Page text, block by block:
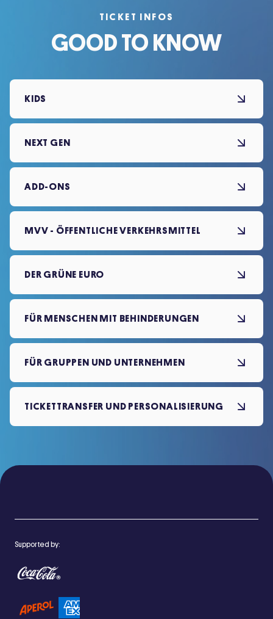
TICKET INFOS
GOOD TO KNOW
KIDS
NEXT GEN
ADD-ONS
MVV - ÖFFENTLICHE VERKEHRSMITTEL
DER GRÜNE EURO
FÜR MENSCHEN MIT BEHINDERUNGEN
FÜR GRUPPEN UND UNTERNEHMEN
TICKETTRANSFER UND PERSONALISIERUNG
Supported by: